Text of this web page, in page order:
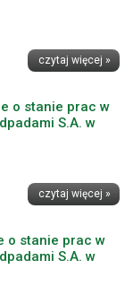
czytaj więcej »
o stanie prac w
S.A. w
czytaj więcej »
o stanie prac w
S.A. w